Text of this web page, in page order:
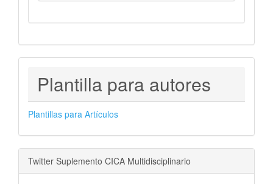
PLANTILLAS
PARA
AUTORES
Plantilla para autores
Plantillas para Artículos
Twitter Suplemento CICA Multidisciplinario